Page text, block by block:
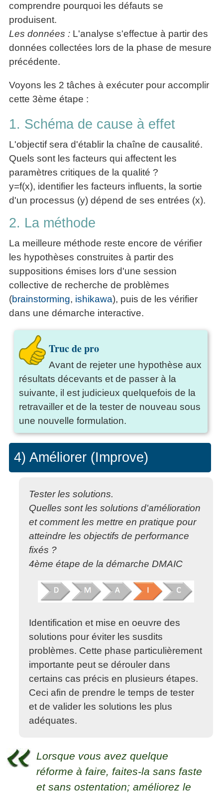
comprendre pourquoi les défauts se
produisent.
Les données : L'analyse s'effectue à partir des
données collectées lors de la phase de mesure
précédente.
Voyons les 2 tâches à exécuter pour accomplir
cette 3ème étape :
1. Schéma de cause à effet
L'objectif sera d'établir la chaîne de causalité.
Quels sont les facteurs qui affectent les
paramètres critiques de la qualité ?
y=f(x), identifier les facteurs influents, la sortie
d'un processus (y) dépend de ses entrées (x).
2. La méthode
La meilleure méthode reste encore de vérifier
les hypothèses construites à partir des
suppositions émises lors d'une session
collective de recherche de problèmes
(brainstorming, ishikawa), puis de les vérifier
dans une démarche interactive.
Truc de pro
Avant de rejeter une hypothèse aux
résultats décevants et de passer à la
suivante, il est judicieux quelquefois de la
retravailler et de la tester de nouveau sous
une nouvelle formulation.
4) Améliorer (Improve)
Tester les solutions.
Quelles sont les solutions d'amélioration
et comment les mettre en pratique pour
atteindre les objectifs de performance
fixés ?
4ème étape de la démarche DMAIC
Identification et mise en oeuvre des
solutions pour éviter les susdits
problèmes. Cette phase particulièrement
importante peut se dérouler dans
certains cas précis en plusieurs étapes.
Ceci afin de prendre le temps de tester
et de valider les solutions les plus
adéquates.
Lorsque vous avez quelque
réforme à faire, faites-la sans faste
et sans ostentation; améliorez le